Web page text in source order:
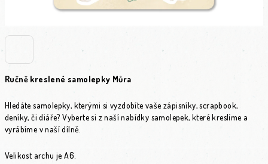
Ručně kreslené samolepky Můra
Hledáte samolepky, kterými si vyzdobíte vaše zápisníky, scrapbook,
deníky, či diáře? Vyberte si z naší nabídky samolepek, které kreslíme a
vyrábíme v naší dílně.
Velikost archu je A6.